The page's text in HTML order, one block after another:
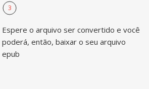
3
Espere o arquivo ser convertido e você
poderá, então, baixar o seu arquivo
epub